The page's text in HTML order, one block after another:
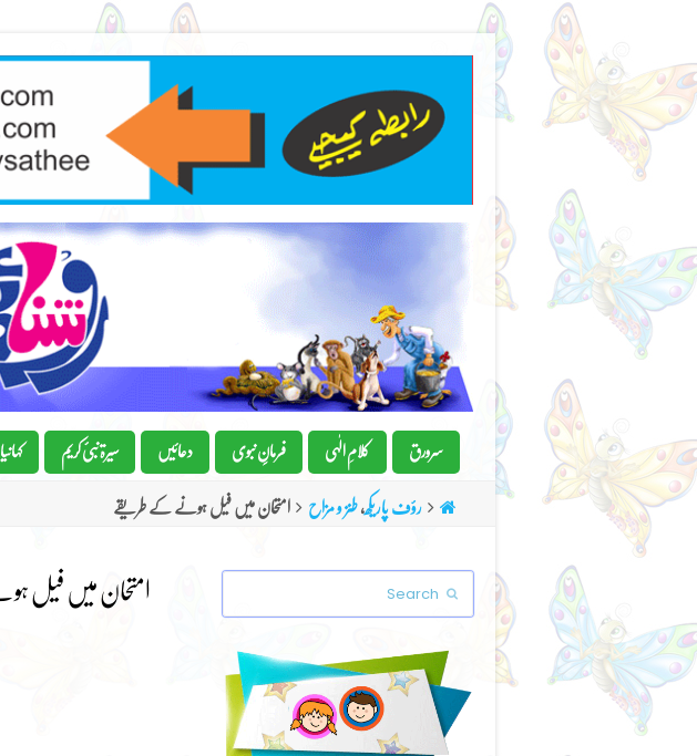
سرورق کلامِ الٰہی فرمانِِ نبوی دعائیں سیرۃ نبیٔ کریم
رؤف پاریکھ, طنز و مزاح امتحان میں فیل ہونے کے طریقے
امتحان میں فیل Search